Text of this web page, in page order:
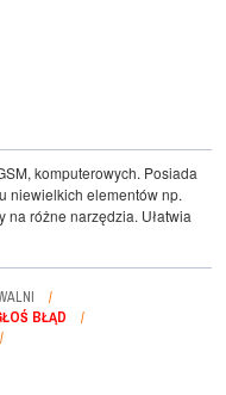
komputerowych. Posiada
niewielkich elementów np.
na różne narzędzia. Ułatwia
BŁĄD